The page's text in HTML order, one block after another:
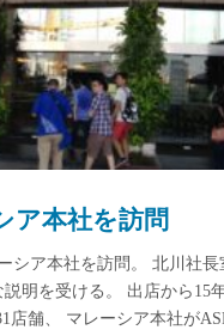
ア本社を訪問
シア本社を訪問。 北川社長
明を受ける。 出店から15
店舗、 マレーシア本社が